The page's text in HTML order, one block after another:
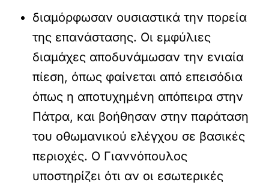
διαμόρφωσαν ουσιαστικά την πορεία
της επανάστασης. Οι εμφύλιες
διαμάχες αποδυνάμωσαν την ενιαία
πίεση, όπως φαίνεται από επεισόδια
όπως η αποτυχημένη απόπειρα στην
Πάτρα, και βοήθησαν στην παράταση
του οθωμανικού ελέγχου σε βασικές
περιοχές. Ο Γιαννόπουλος
υποστηρίζει ότι αν οι εσωτερικές